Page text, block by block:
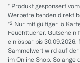
* Produkt gesponsert
Werbetreibenden direkt
*³ Nur mit gültiger jö
Feuchttücher. Gutschein
einlösbar bis 30.09.2026.
Sammelwert wird auf der
im Online Shop. Solange